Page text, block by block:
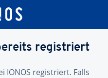
registriert
IONOS registriert. Falls